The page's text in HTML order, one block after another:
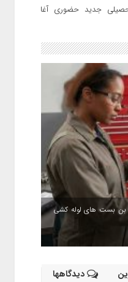
جدید حضوری آغاز
بن بست های لوله کشی
دیدگاهها